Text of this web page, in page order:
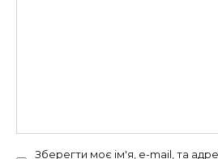
Зберегти моє ім'я, e-mail, та